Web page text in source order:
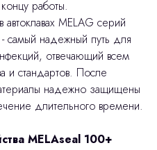
работы.
MELAG серий
самый надежный путь для
отвечающий всем
и стандартов. После
надежно защищены
длительного времени.
MELAseal 100+